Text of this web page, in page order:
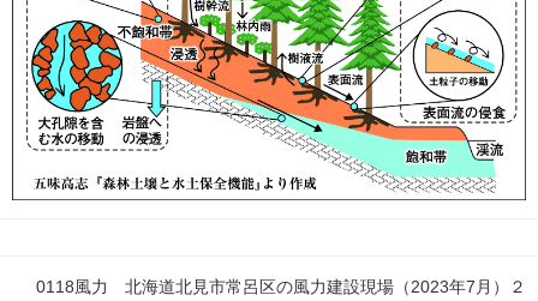
0118風力 北海道北見市常呂区の風力建設現場（2023年7月）２